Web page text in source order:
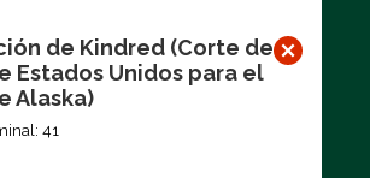
de Kindred (Corte de
Estados Unidos para el
Alaska)
41